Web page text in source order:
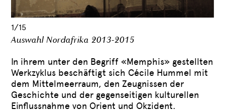
1/15
Auswahl Nordafrika 2013-2015
In ihrem unter den Begriff «Memphis» gestellten
Werkzyklus beschäftigt sich Cécile Hummel mit
dem Mittelmeerraum, den Zeugnissen der
Geschichte und der gegenseitigen kulturellen
Einflussnahme von Orient und Okzident.